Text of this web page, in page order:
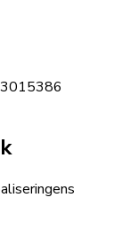
3015386